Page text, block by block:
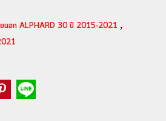
ยนอก ALPHARD 30 ปี 2015-2021 ,